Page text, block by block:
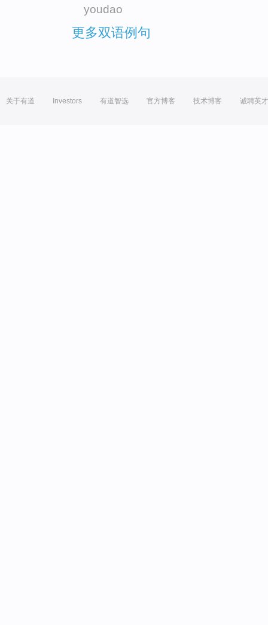
youdao
更多双语例句
关于有道 Investors 有道智选 官方博客 技术博客 诚聘英才